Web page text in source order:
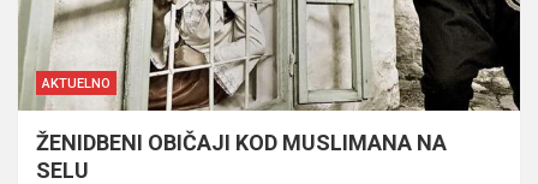
AKTUELNO
ŽENIDBENI OBIČAJI KOD MUSLIMANA NA
SELU